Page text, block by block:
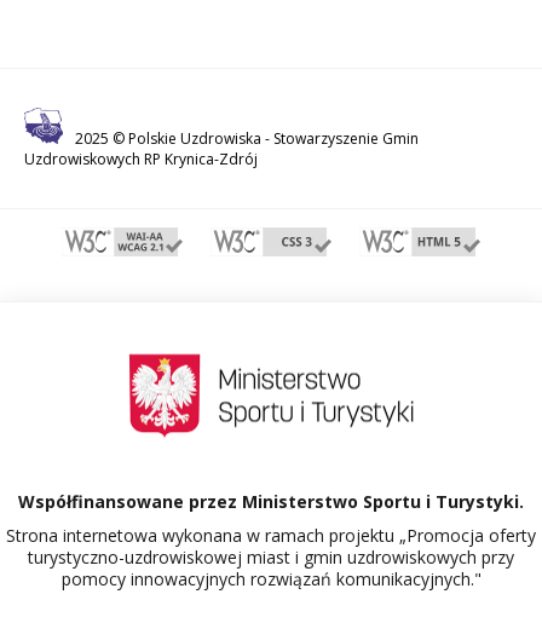
2025 © Polskie Uzdrowiska - Stowarzyszenie Gmin
Uzdrowiskowych RP Krynica-Zdrój
Współfinansowane przez Ministerstwo Sportu i Turystyki.
Strona internetowa wykonana w ramach projektu „Promocja oferty
turystyczno-uzdrowiskowej miast i gmin uzdrowiskowych przy
pomocy innowacyjnych rozwiązań komunikacyjnych."